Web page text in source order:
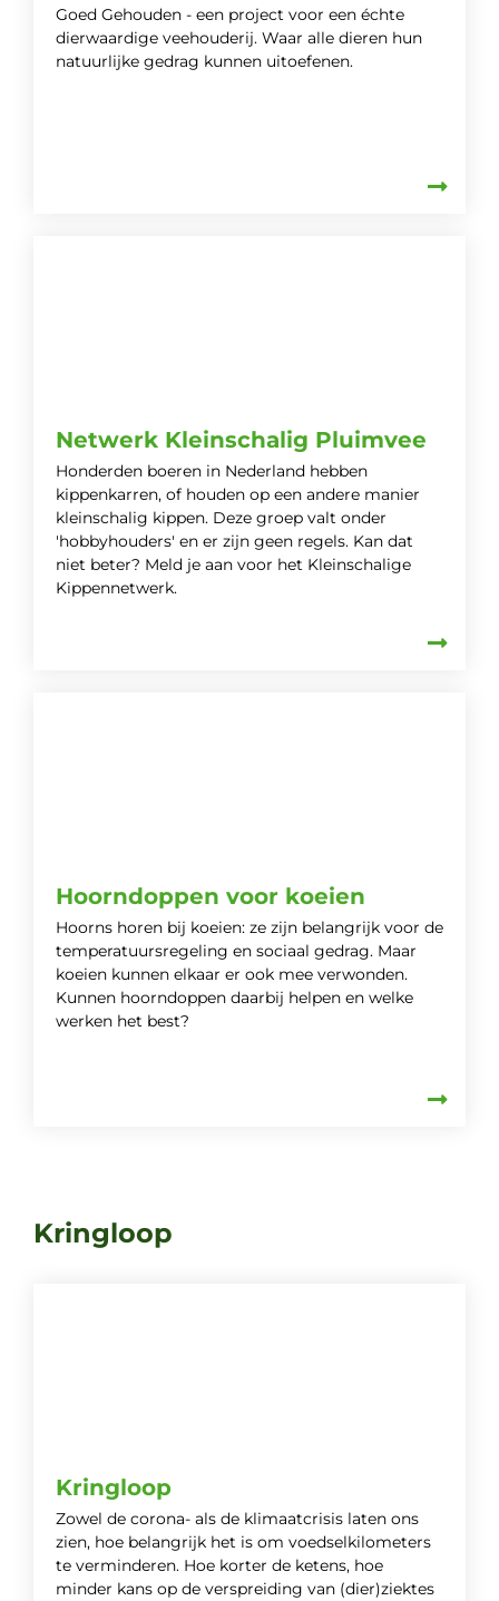
Goed Gehouden - een project voor een échte
dierwaardige veehouderij. Waar alle dieren hun
natuurlijke gedrag kunnen uitoefenen.
Netwerk Kleinschalig Pluimvee
Honderden boeren in Nederland hebben
kippenkarren, of houden op een andere manier
kleinschalig kippen. Deze groep valt onder
'hobbyhouders' en er zijn geen regels. Kan dat
niet beter? Meld je aan voor het Kleinschalige
Kippennetwerk.
Hoorndoppen voor koeien
Hoorns horen bij koeien: ze zijn belangrijk voor de
temperatuursregeling en sociaal gedrag. Maar
koeien kunnen elkaar er ook mee verwonden.
Kunnen hoorndoppen daarbij helpen en welke
werken het best?
Kringloop
Kringloop
Zowel de corona- als de klimaatcrisis laten ons
zien, hoe belangrijk het is om voedselkilometers
te verminderen. Hoe korter de ketens, hoe
minder kans op de verspreiding van (dier)ziektes